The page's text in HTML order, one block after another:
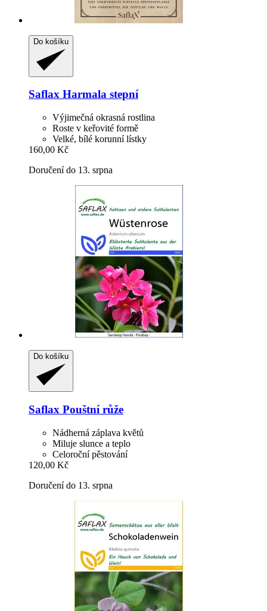
Do košíku
Saflax Harmala stepní
Výjimečná okrasná rostlina
Roste v keřovité formě
Velké, bílé korunní lístky
160,00 Kč
Doručení do 13. srpna
Do košíku
Saflax Pouštní růže
Nádherná záplava květů
Miluje slunce a teplo
Celoroční pěstování
120,00 Kč
Doručení do 13. srpna